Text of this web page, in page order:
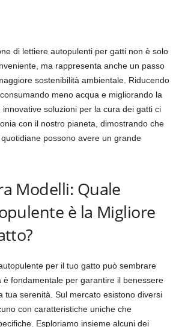
di lettiere autopulenti per gatti non è solo
ma rappresenta anche un passo
sostenibilità ambientale. Riducendo
meno acqua e migliorando la
innovative soluzioni per la cura dei gatti ci
con il nostro pianeta, dimostrando che
possono avere un grande
Modelli: Quale
è la Migliore
per il tuo gatto può sembrare
è fondamentale per garantire il benessere
tua serenità. Sul mercato esistono diversi
con caratteristiche uniche che
Esploriamo insieme alcuni dei